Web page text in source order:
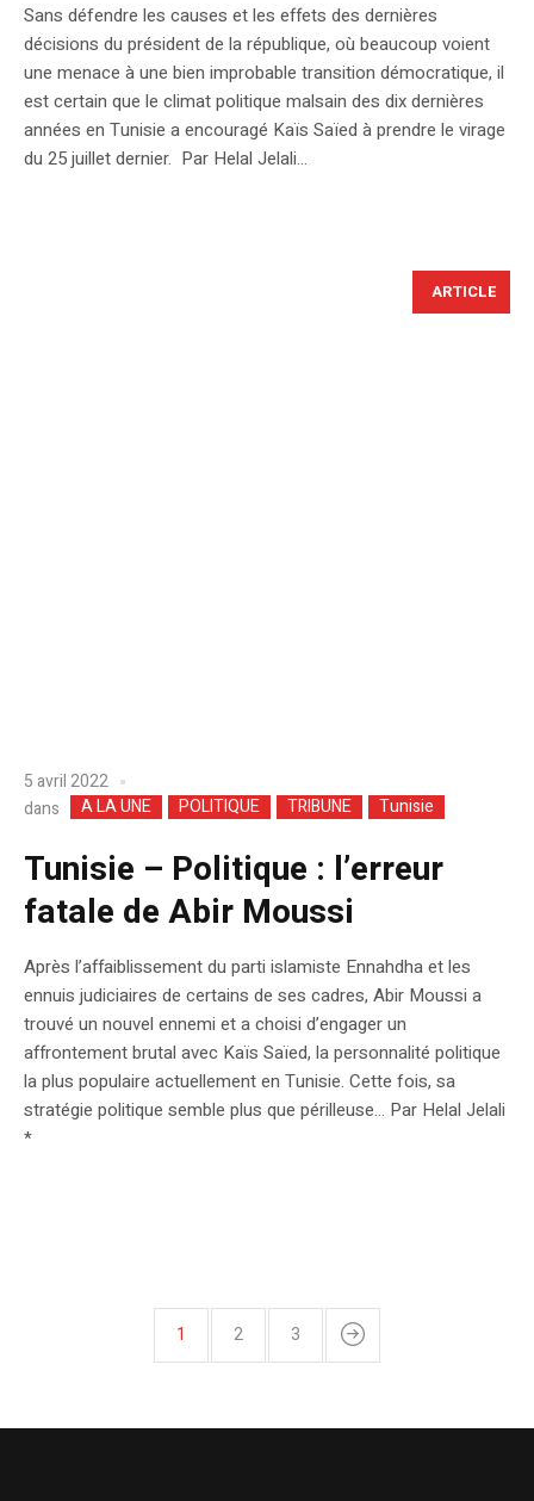
Sans défendre les causes et les effets des dernières
décisions du président de la république, où beaucoup voient
une menace à une bien improbable transition démocratique, il
est certain que le climat politique malsain des dix dernières
années en Tunisie a encouragé Kaïs Saïed à prendre le virage
du 25 juillet dernier. Par Helal Jelali...
ARTICLE
5 avril 2022
dans
A LA UNE POLITIQUE TRIBUNE Tunisie
Tunisie – Politique : l’erreur
fatale de Abir Moussi
Après l’affaiblissement du parti islamiste Ennahdha et les
ennuis judiciaires de certains de ses cadres, Abir Moussi a
trouvé un nouvel ennemi et a choisi d’engager un
affrontement brutal avec Kaïs Saïed, la personnalité politique
la plus populaire actuellement en Tunisie. Cette fois, sa
stratégie politique semble plus que périlleuse… Par Helal Jelali
*
1 2 3